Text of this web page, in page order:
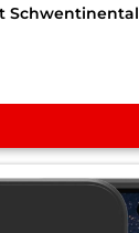
Schwentinental